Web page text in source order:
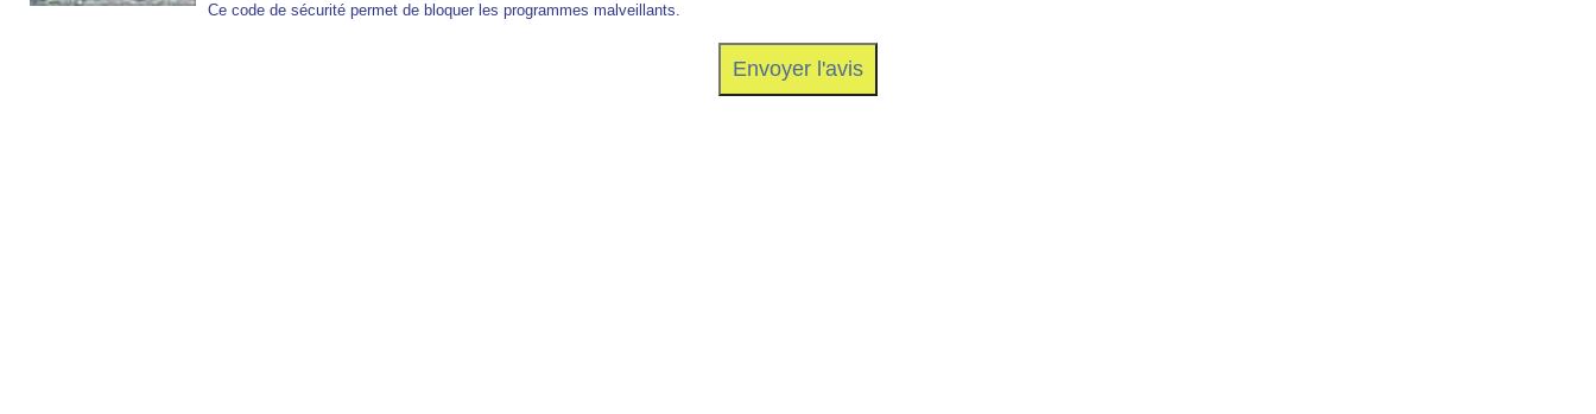
Ce code de sécurité permet de bloquer les programmes malveillants.